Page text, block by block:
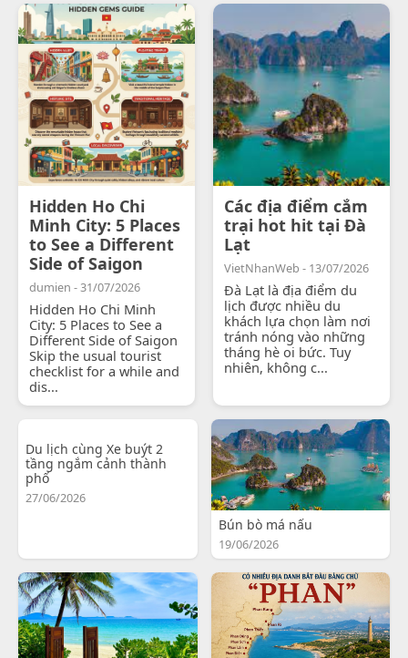
Hidden Ho Chi
Minh City: 5 Places
to See a Different
Side of Saigon
dumien - 31/07/2026
Hidden Ho Chi Minh
City: 5 Places to See a
Different Side of Saigon
Skip the usual tourist
checklist for a while and
dis...
Các địa điểm cắm
trại hot hit tại Đà
Lạt
VietNhanWeb - 13/07/2026
Đà Lạt là địa điểm du
lịch được nhiều du
khách lựa chọn làm nơi
tránh nóng vào những
tháng hè oi bức. Tuy
nhiên, không c...
Du lịch cùng Xe buýt 2
tầng ngắm cảnh thành
phố
27/06/2026
Bún bò má nấu
19/06/2026